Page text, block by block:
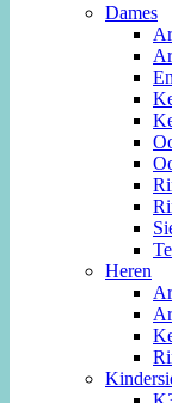
Dames
Heren